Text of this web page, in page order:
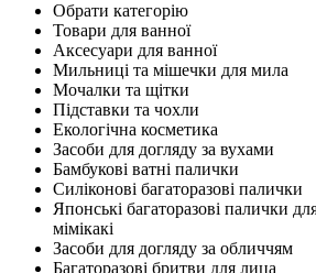
Обрати категорію
Товари для ванної
Аксесуари для ванної
Мильниці та мішечки для мила
Мочалки та щітки
Підставки та чохли
Екологічна косметика
Засоби для догляду за вухами
Бамбукові ватні палички
Силіконові багаторазові палички
Японські багаторазові палички
мімікакі
Засоби для догляду за обличчям
Багаторазові бритви для лица